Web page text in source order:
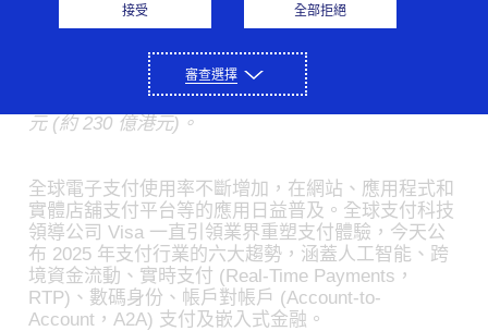
• Visa 在支付領域應用人工智能已超過 30 年，於人
工智能和數據基礎設上的投資在過去十年達 30 億美
元 (約 230 億港元)。
全球電子支付使用率不斷增加，在網站、應用程式和
實體店舖支付平台等的應用日益普及。全球支付科技
領導公司 Visa 一直引領業界重塑支付體驗，今天公
布 2025 年支付行業的六大趨勢，涵蓋人工智能、跨
境資金流動、實時支付 (Real-Time Payments，
RTP)、數碼身份、帳戶對帳戶 (Account-to-
Account，A2A) 支付及嵌入式金融。
接受 全部拒絕
審查選擇